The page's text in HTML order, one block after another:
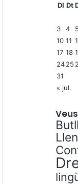
Dl Dt
3
4 5
10 11
17 18
2425
31
« jul.
Veus